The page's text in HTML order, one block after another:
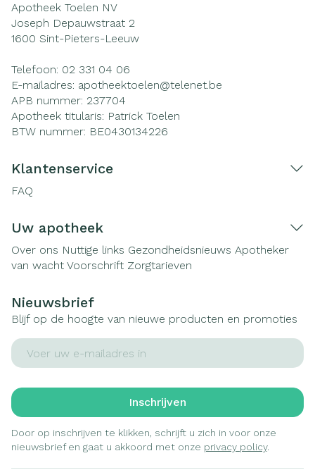
Apotheek Toelen NV
Joseph Depauwstraat 2
1600 Sint-Pieters-Leeuw
Telefoon: 02 331 04 06
E-mailadres: apotheektoelen@telenet.be
APB nummer: 237704
Apotheek titularis: Patrick Toelen
BTW nummer: BE0430134226
Klantenservice
FAQ
Uw apotheek
Over ons Nuttige links Gezondheidsnieuws Apotheker
van wacht Voorschrift Zorgtarieven
Nieuwsbrief
Blijf op de hoogte van nieuwe producten en promoties
E-mail adres
Inschrijven
Door op inschrijven te klikken, schrijft u zich in voor onze
nieuwsbrief en gaat u akkoord met onze privacy policy.